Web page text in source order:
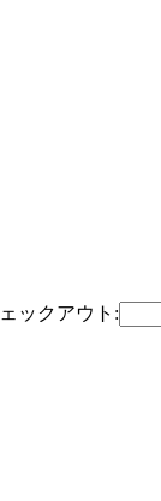
ックアウト: